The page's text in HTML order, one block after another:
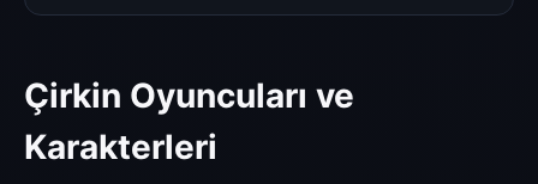
Çirkin Oyuncuları ve
Karakterleri